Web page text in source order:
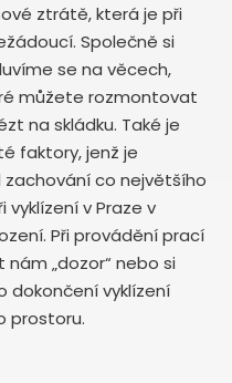
ztrátě, která je při
Společně si
se na věcech,
můžete rozmontovat
na skládku. Také je
faktory, jenž je
co největšího
vyklízení v Praze v
Při provádění prací
„dozor“ nebo si
dokončení vyklízení
prostoru.